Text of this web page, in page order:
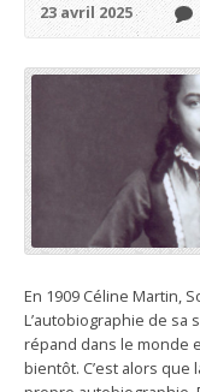
23 avril 2025
En 1909 Céline Martin,
L’autobiographie de sa
répand dans le monde
bientôt. C’est alors que